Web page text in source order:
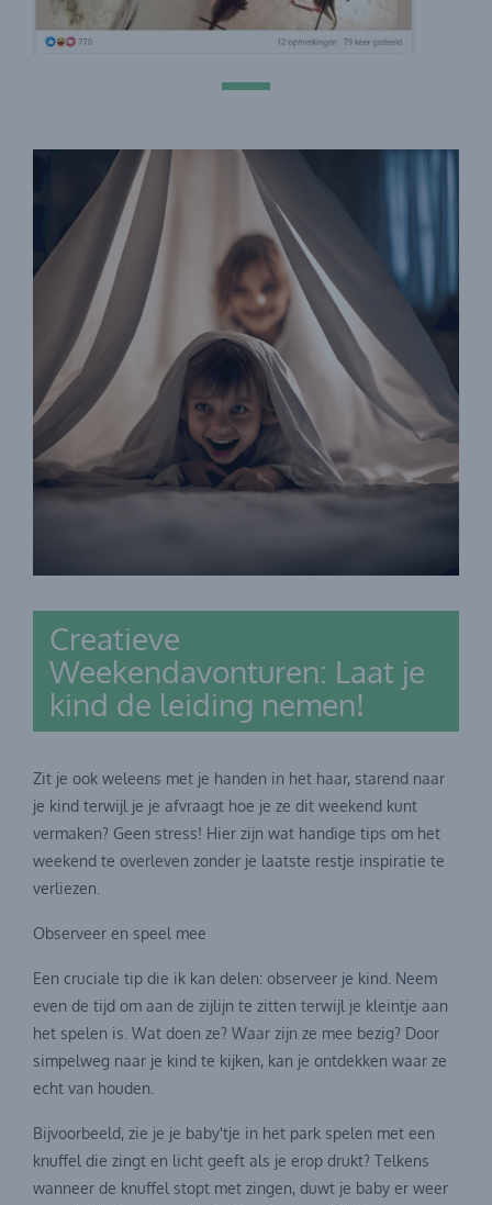
Creatieve
Weekendavonturen: Laat je
kind de leiding nemen!
Zit je ook weleens met je handen in het haar, starend naar
je kind terwijl je je afvraagt hoe je ze dit weekend kunt
vermaken? Geen stress! Hier zijn wat handige tips om het
weekend te overleven zonder je laatste restje inspiratie te
verliezen.
Observeer en speel mee
Een cruciale tip die ik kan delen: observeer je kind. Neem
even de tijd om aan de zijlijn te zitten terwijl je kleintje aan
het spelen is. Wat doen ze? Waar zijn ze mee bezig? Door
simpelweg naar je kind te kijken, kan je ontdekken waar ze
echt van houden.
Bijvoorbeeld, zie je je baby'tje in het park spelen met een
knuffel die zingt en licht geeft als je erop drukt? Telkens
wanneer de knuffel stopt met zingen, duwt je baby er weer